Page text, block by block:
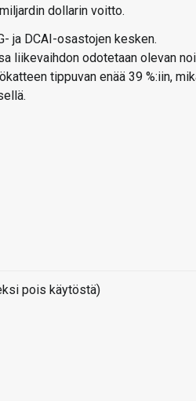
dollarin voitto.
ja DCAI-osastojen kesken.
liikevaihdon odotetaan olevan
tippuvan enää 39 %:iin,
pois käytöstä)